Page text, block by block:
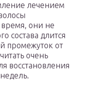
лечением
время, они не
состава длится
промежуток от
очень
восстановления